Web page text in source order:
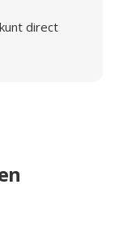
direct